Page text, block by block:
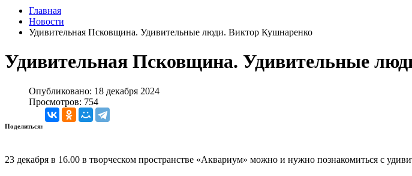
Главная
Новости
Удивительная Псковщина. Удивительные люди. Виктор Кушнаренко
Удивительная Псковщина. Удивительные
Опубликовано: 18 декабря 2024
Просмотров: 754
Поделиться:
23 декабря в 16.00 в творческом пространстве «Аквариум» можно и нужно познакомиться с